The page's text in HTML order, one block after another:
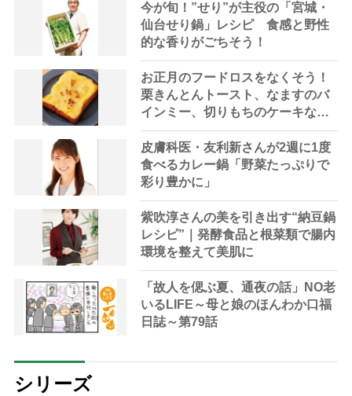
今が旬！”せり”が主役の「宮城・
仙台せり鍋」レシピ 食感と野性
的な香りがごちそう！
お正月のフードロスをなくそう！
栗きんとんトースト、なますのバ
インミー、切りもちのケーキなど
おせちを最後まで楽しむレシピ
【まとめ】
皮膚科医・友利新さんが2週に1度
食べるカレー鍋「野菜たっぷりで
彩り豊かに」
紫吹淳さんの美を引き出す“納豆鍋
レシピ”｜発酵食品と根菜類で腸内
環境を整えて美肌に
「故人を偲ぶ夏、通夜の話」NO老
いるLIFE～母と娘のほんわか口福
日誌～第79話
シリーズ